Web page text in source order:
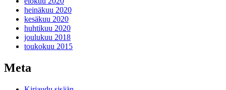
heinäkuu 2020
kesäkuu 2020
huhtikuu 2020
joulukuu 2018
toukokuu 2015
Meta